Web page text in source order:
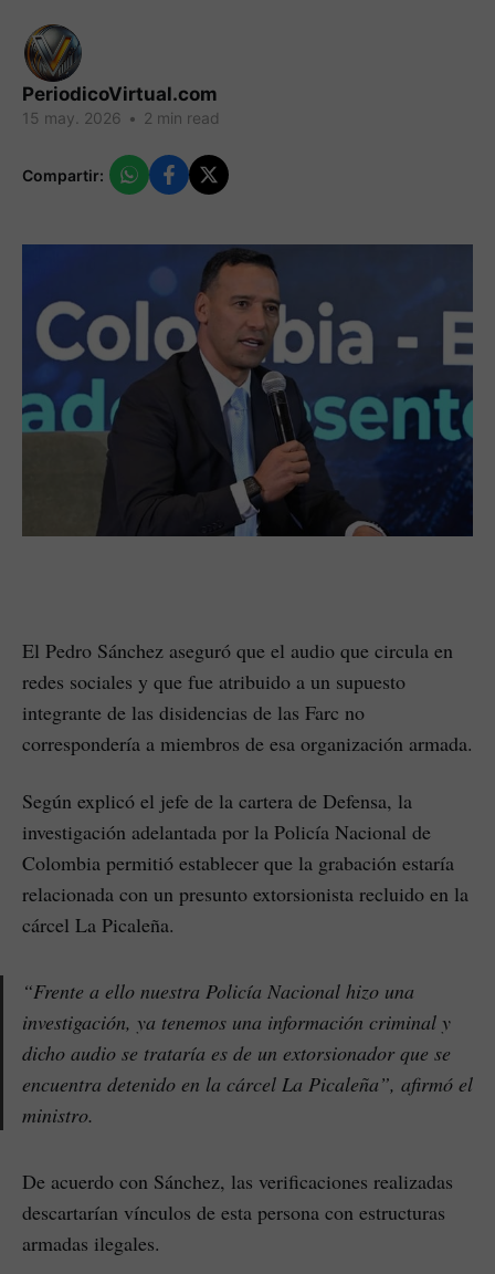
PeriodicoVirtual.com
15 may. 2026 • 2 min read
Compartir:
El Pedro Sánchez aseguró que el audio que circula en
redes sociales y que fue atribuido a un supuesto
integrante de las disidencias de las Farc no
correspondería a miembros de esa organización armada.
Según explicó el jefe de la cartera de Defensa, la
investigación adelantada por la Policía Nacional de
Colombia permitió establecer que la grabación estaría
relacionada con un presunto extorsionista recluido en la
cárcel La Picaleña.
“Frente a ello nuestra Policía Nacional hizo una
investigación, ya tenemos una información criminal y
dicho audio se trataría es de un extorsionador que se
encuentra detenido en la cárcel La Picaleña”, afirmó el
ministro.
De acuerdo con Sánchez, las verificaciones realizadas
descartarían vínculos de esta persona con estructuras
armadas ilegales.